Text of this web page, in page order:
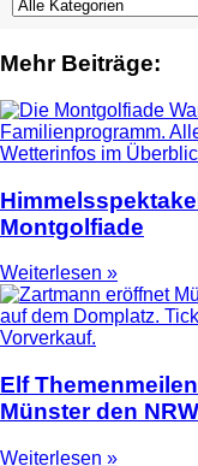
Mehr Beiträge:
Montgolfiade
Weiterlesen »
Elf
Münster den
Weiterlesen »